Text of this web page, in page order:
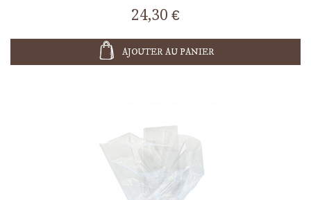
24,30 €
AJOUTER AU PANIER